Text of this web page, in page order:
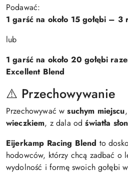
Podawać:
1 garść na około 15 gołębi – 3
lub
1 garść na około 20 gołębi
Excellent Blend
⚠️ Przechowywanie
Przechowywać wsuchym miejscu
wieczkiem, z dala odświatła
Eijerkamp Racing Blend to
hodowców, którzy chcą zadbać o
wydolność i formę swoich gołębi